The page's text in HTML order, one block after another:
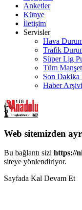
Anketler
Künye
İletişim
Servisler
Hava
Trafik
Süper Lig
Tüm
Son Dakika
Haber Arşivi
Web sitemizden
Bu bağlantı sizi https://
siteye yönlendiriyor.
Sayfada Kal Devam Et